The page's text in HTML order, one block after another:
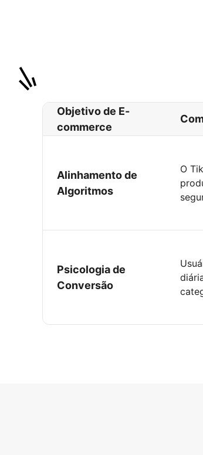
Objetivo de E-
commerce
Alinhamento de
Algoritmos
O
Psicologia de
Conversão